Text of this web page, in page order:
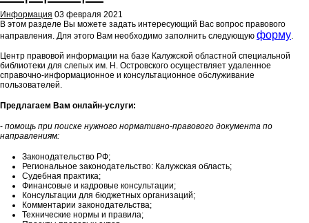
Информация 03 февраля 2021
В этом разделе Вы можете задать интересующий Вас вопрос правового
направления. Для этого Вам необходимо заполнить следующую форму.
Центр правовой информации на базе Калужской областной специальной
библиотеки для слепых им. Н. Островского осуществляет удаленное
справочно-информационное и консультационное обслуживание
пользователей.
Предлагаем Вам онлайн-услуги:
- помощь при поиске нужного нормативно-правового документа по
направлениям:
Законодательство РФ;
Региональное законодательство: Калужская область;
Судебная практика;
Финансовые и кадровые консультации;
Консультации для бюджетных организаций;
Комментарии законодательства;
Технические нормы и правила;